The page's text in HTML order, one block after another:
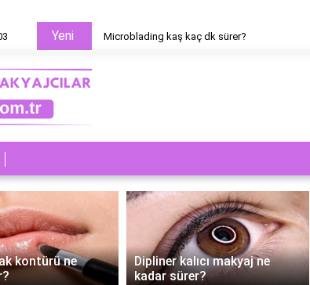
Yeni Microblading kaş kaç dk sürer?
kontürü ne
Dipliner kalıcı makyaj ne
kadar sürer?